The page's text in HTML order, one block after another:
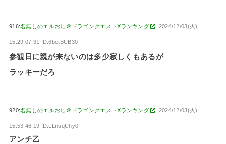
916:名無しのエルおじ＠ドラゴンクエストXランキング 2024/12/03(火)
15:29:07.31 ID:6betBUB30
参観日に親が来ないのは多少寂しくもあるが
ラッキーだろ
920:名無しのエルおじ＠ドラゴンクエストXランキング 2024/12/03(火)
15:53:46.19 ID:LLnsqUhy0
アンチ乙